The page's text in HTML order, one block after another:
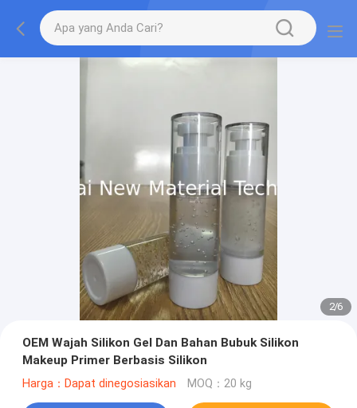
2/6
OEM Wajah Silikon Gel Dan Bahan Bubuk Silikon
Makeup Primer Berbasis Silikon
Harga：Dapat dinegosiasikan MOQ：20 kg